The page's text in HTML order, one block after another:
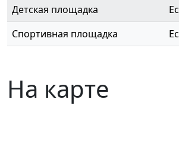
Детская площадка
Спортивная площадка
На карте